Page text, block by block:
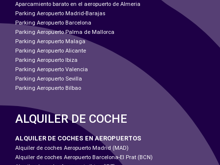
Aparcamiento barato en el aeropuerto de Almeria
Parking Aeropuerto Madrid-Barajas
Parking Aeropuerto Barcelona
Parking Aeropuerto Palma de Mallorca
Parking Aeropuerto Malaga
Parking Aeropuerto Alicante
Parking Aeropuerto Ibiza
Parking Aeropuerto Valencia
Parking Aeropuerto Sevilla
Parking Aeropuerto Bilbao
ALQUILER DE COCHE
ALQUILER DE COCHES EN AEROPUERTOS
Alquiler de coches Aeropuerto Madrid (MAD)
Alquiler de coches Aeropuerto Barcelona-El Prat (BCN)